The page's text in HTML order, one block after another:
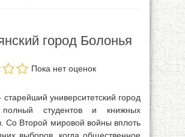
город Болонья
Пока нет оценок
университетский город
студентов и книжных
Со Второй мировой войны вплоть